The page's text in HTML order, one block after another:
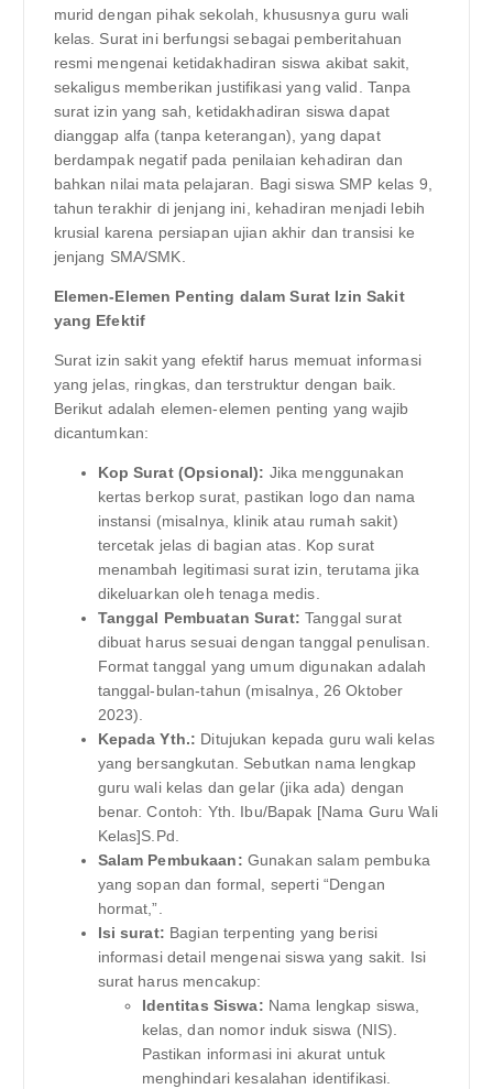
murid dengan pihak sekolah, khususnya guru wali
kelas. Surat ini berfungsi sebagai pemberitahuan
resmi mengenai ketidakhadiran siswa akibat sakit,
sekaligus memberikan justifikasi yang valid. Tanpa
surat izin yang sah, ketidakhadiran siswa dapat
dianggap alfa (tanpa keterangan), yang dapat
berdampak negatif pada penilaian kehadiran dan
bahkan nilai mata pelajaran. Bagi siswa SMP kelas 9,
tahun terakhir di jenjang ini, kehadiran menjadi lebih
krusial karena persiapan ujian akhir dan transisi ke
jenjang SMA/SMK.
Elemen-Elemen Penting dalam Surat Izin Sakit
yang Efektif
Surat izin sakit yang efektif harus memuat informasi
yang jelas, ringkas, dan terstruktur dengan baik.
Berikut adalah elemen-elemen penting yang wajib
dicantumkan:
Kop Surat (Opsional): Jika menggunakan
kertas berkop surat, pastikan logo dan nama
instansi (misalnya, klinik atau rumah sakit)
tercetak jelas di bagian atas. Kop surat
menambah legitimasi surat izin, terutama jika
dikeluarkan oleh tenaga medis.
Tanggal Pembuatan Surat: Tanggal surat
dibuat harus sesuai dengan tanggal penulisan.
Format tanggal yang umum digunakan adalah
tanggal-bulan-tahun (misalnya, 26 Oktober
2023).
Kepada Yth.: Ditujukan kepada guru wali kelas
yang bersangkutan. Sebutkan nama lengkap
guru wali kelas dan gelar (jika ada) dengan
benar. Contoh: Yth. Ibu/Bapak [Nama Guru Wali
Kelas]S.Pd.
Salam Pembukaan: Gunakan salam pembuka
yang sopan dan formal, seperti “Dengan
hormat,”.
Isi surat: Bagian terpenting yang berisi
informasi detail mengenai siswa yang sakit. Isi
surat harus mencakup:
Identitas Siswa: Nama lengkap siswa,
kelas, dan nomor induk siswa (NIS).
Pastikan informasi ini akurat untuk
menghindari kesalahan identifikasi.